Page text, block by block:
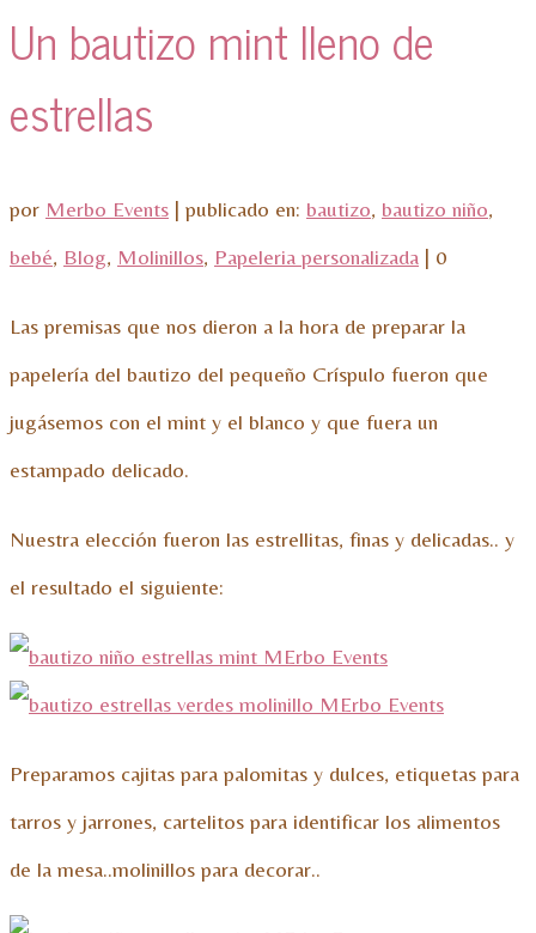
Un bautizo mint lleno de
estrellas
por Merbo Events | publicado en: bautizo, bautizo niño,
bebé, Blog, Molinillos, Papeleria personalizada | 0
Las premisas que nos dieron a la hora de preparar la
papelería del bautizo del pequeño Críspulo fueron que
jugásemos con el mint y el blanco y que fuera un
estampado delicado.
Nuestra elección fueron las estrellitas, finas y delicadas.. y
el resultado el siguiente:
Preparamos cajitas para palomitas y dulces, etiquetas para
tarros y jarrones, cartelitos para identificar los alimentos
de la mesa..molinillos para decorar..